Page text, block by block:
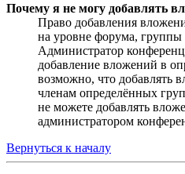
Почему я не могу добавлять
Право добавления
на уровне форума, группы
Администратор
добавление вложений в
возможно, что добавлять
членам определённых
не можете добавлять
администратором
Вернуться к началу